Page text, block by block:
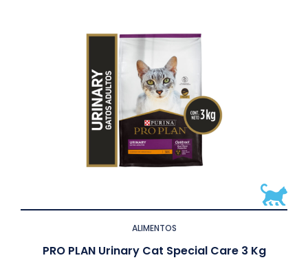
ALIMENTOS
PRO PLAN Urinary Cat Special Care 3 Kg